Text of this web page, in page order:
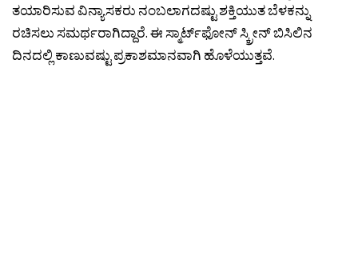
ತಯಾರಿಸುವ ವಿನ್ಯಾಸಕರು ನಂಬಲಾಗದಷ್ಟು ಶಕ್ತಿಯುತ ಬೆಳಕನ್ನು
ರಚಿಸಲು ಸಮರ್ಥರಾಗಿದ್ದಾರೆ. ಈ ಸ್ಮಾರ್ಟ್‌ಫೋನ್ ಸ್ಕ್ರೀನ್ ಬಿಸಿಲಿನ
ದಿನದಲ್ಲಿ ಕಾಣುವಷ್ಟು ಪ್ರಕಾಶಮಾನವಾಗಿ ಹೊಳೆಯುತ್ತವೆ.